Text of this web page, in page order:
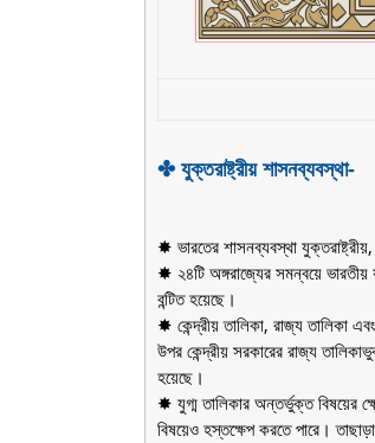
✤ যুক্তরাষ্ট্রীয় শাসনব্যবস্থা-
✸ ভারতের শাসনব্যবস্থা
✸ ২৪টি অঙ্গরাজ্যের সমন্বয়ে ভারতীয়
বন্টিত হয়েছে।
✸ কেন্দ্রীয় তালিকা, রাজ্য তালিকা
উপর কেন্দ্রীয় সরকারের রাজ্য
হয়েছে।
✸ যুগ্ম তালিকার অন্তর্ভুক্ত বিষয়ের
বিষয়েও হস্তক্ষেপ করতে পারে।